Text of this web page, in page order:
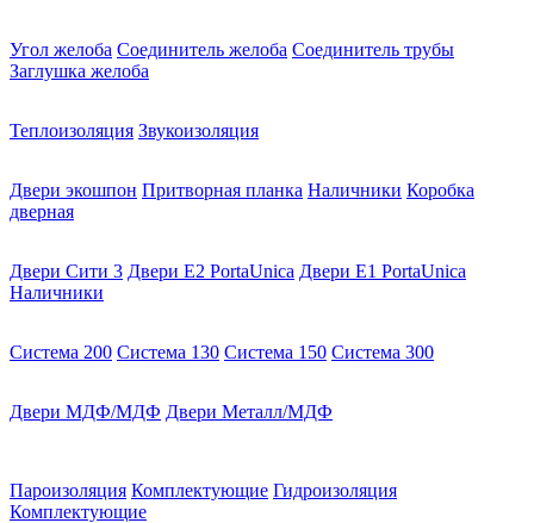
Угол желоба Соединитель желоба Соединитель трубы
Заглушка желоба
Теплоизоляция Звукоизоляция
Двери экошпон Притворная планка Наличники Коробка
дверная
Двери Сити 3 Двери E2 PortaUnica Двери E1 PortaUnica
Наличники
Система 200 Система 130 Система 150 Система 300
Двери МДФ/МДФ Двери Металл/МДФ
Пароизоляция Комплектующие Гидроизоляция
Комплектующие